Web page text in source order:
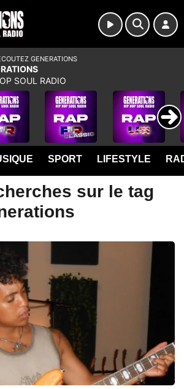
SPORT LIFESTYLE
sur le tag
GENERATIONS
SOUL RADIO